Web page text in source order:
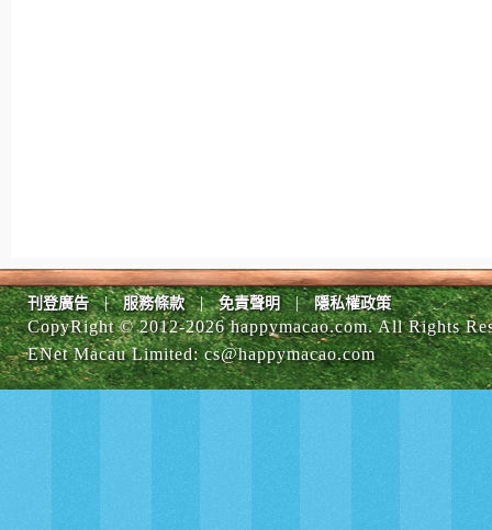
刊登廣告 | 服務條款 | 免責聲明 | 隱私權政策
CopyRight © 2012-2026 happymacao.com. All Rights
ENet Macau Limited:cs@happymacao.com